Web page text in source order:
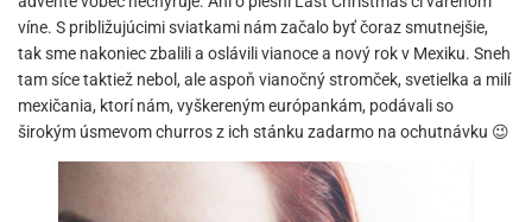
víne. S približujúcimi sviatkami nám začalo byť čoraz smutnejšie,
tak sme nakoniec zbalili a oslávili vianoce a nový rok v Mexiku. Sneh
tam síce taktiež nebol, ale aspoň vianočný stromček, svetielka a milí
mexičania, ktorí nám, vyškereným európankám, podávali so
širokým úsmevom churros z ich stánku zadarmo na ochutnávku 😉